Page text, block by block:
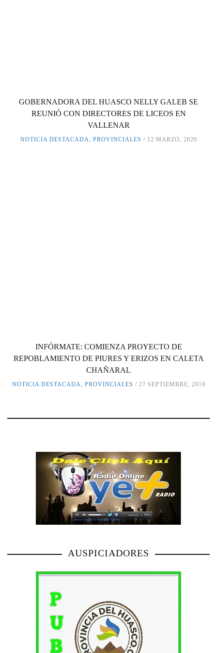
GOBERNADORA DEL HUASCO NELLY GALEB SE
REUNIÓ CON DIRECTORES DE LICEOS EN
VALLENAR
NOTICIA DESTACADA PROVINCIALES 12 MARZO, 2020
INFÓRMATE: COMIENZA PROYECTO DE
REPOBLAMIENTO DE PIURES Y ERIZOS EN CALETA
CHAÑARAL
NOTICIA DESTACADA, PROVINCIALES 27 SEPTIEMBRE, 2019
AUSPICIADORES